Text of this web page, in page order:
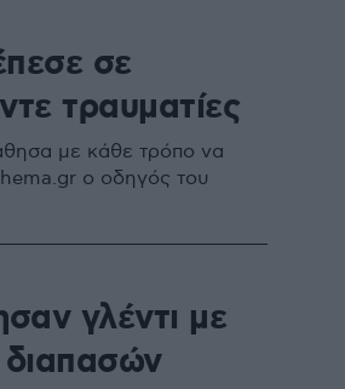
σε
τραυματίες
με κάθε τρόπο να
o οδηγός του
γλέντι με
διαπασών